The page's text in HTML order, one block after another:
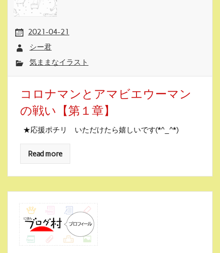
2021-04-21
シー君
気ままなイラスト
コロナマンとアマビエウーマン
の戦い【第１章】
★応援ポチリ いただけたら嬉しいです(*^_^*)
Read more